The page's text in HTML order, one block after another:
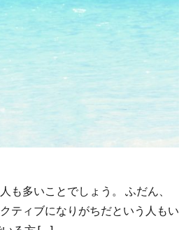
も多いことでしょう。 ふだん、
ティブになりがちだという人もい